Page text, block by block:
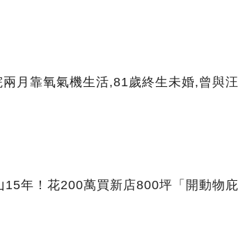
月靠氧氣機生活,81歲終生未婚,曾與
15年！花200萬買新店800坪「開動物